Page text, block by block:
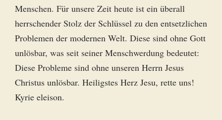
Menschen. Für unsere Zeit heute ist ein überall
herrschender Stolz der Schlüssel zu den entsetzlichen
Problemen der modernen Welt. Diese sind ohne Gott
unlösbar, was seit seiner Menschwerdung bedeutet:
Diese Probleme sind ohne unseren Herrn Jesus
Christus unlösbar. Heiligstes Herz Jesu, rette uns!
Kyrie eleison.